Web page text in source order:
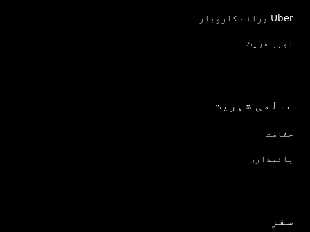
Uber برائے کاروبار
اوبر فریٹ
عالمی شہریت
حفاظت
پائیداری
سفر